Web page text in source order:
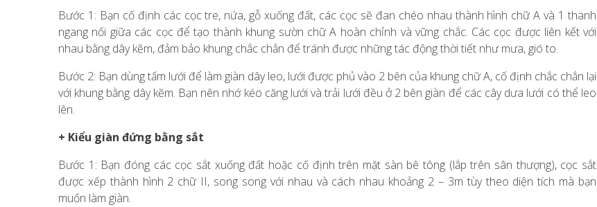
Bước 1: Bạn cố định các cọc tre, nứa, gỗ xuống đất, các cọc sẽ đan chéo nhau thành hình chữ A và 1 thanh
ngang nối giữa các cọc để tạo thành khung sườn chữ A hoàn chỉnh và vững chắc. Các cọc được liên kết với
nhau bằng dây kẽm, đảm bảo khung chắc chắn để tránh được những tác động thời tiết như mưa, gió to.
Bước 2: Bạn dùng tấm lưới để làm giàn dây leo, lưới được phủ vào 2 bên của khung chữ A, cố định chắc chắn lại
với khung bằng dây kẽm. Bạn nên nhớ kéo căng lưới và trải lưới đều ở 2 bên giàn để các cây dưa lưới có thể leo
lên.
+ Kiểu giàn đứng bằng sắt
Bước 1: Bạn đóng các cọc sắt xuống đất hoặc cố định trên mặt sàn bê tông (lắp trên sân thượng), cọc sắt
được xếp thành hình 2 chữ II, song song với nhau và cách nhau khoảng 2 – 3m tùy theo diện tích mà bạn
muốn làm giàn.